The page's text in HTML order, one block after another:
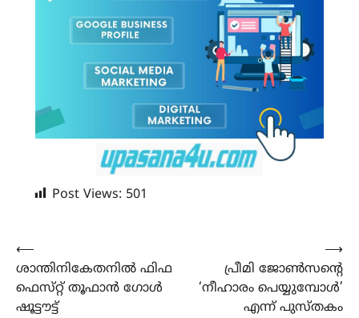
Post Views: 501
Post
navigation
⟵
ശാന്തിനികേതനിൽ ഫിഫ
ഫെസ്‌റ്റ് തൂഫാൻ ഗോൾ
ഷൂട്ടൗട്ട്
പ്രീമി ജോൺസന്റെ
‘നീഹാരം പെയ്യുമ്പോൾ’
എന്ന് പുസ്തകം
⟶